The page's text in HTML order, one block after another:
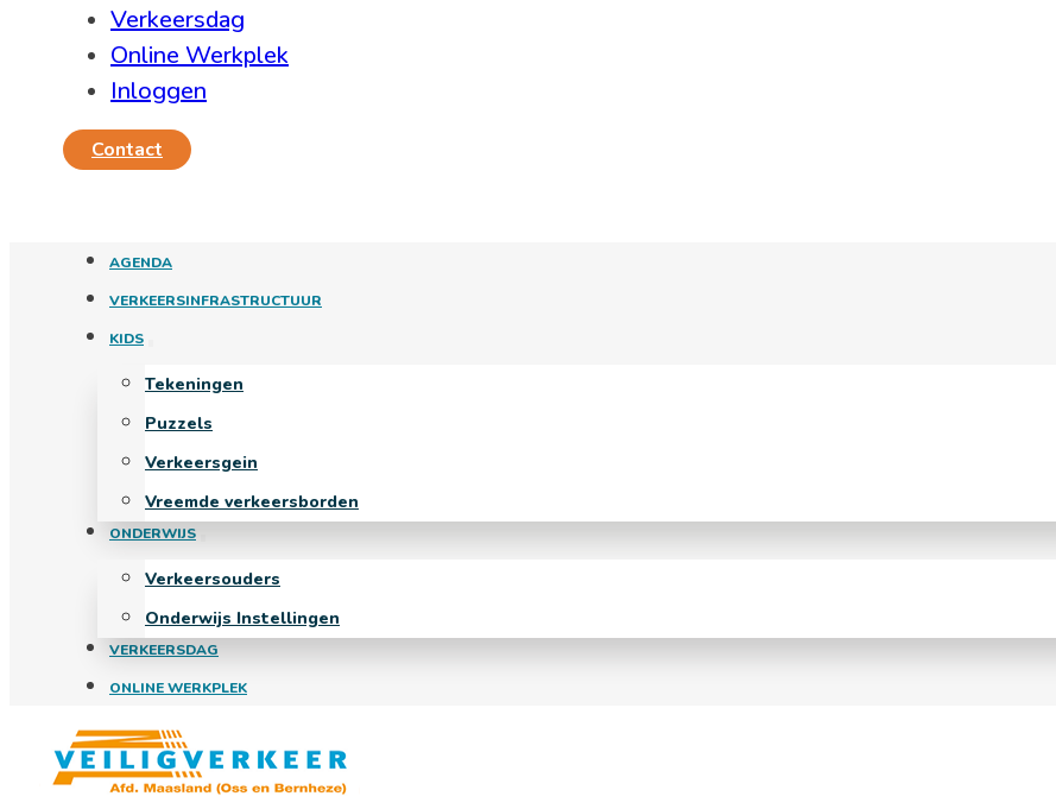
Verkeersdag
Online Werkplek
Inloggen
Contact
AGENDA
VERKEERSINFRASTRUCTUUR
KIDS
Tekeningen
Puzzels
Verkeersgein
Vreemde verkeersborden
ONDERWIJS
Verkeersouders
Onderwijs Instellingen
VERKEERSDAG
ONLINE WERKPLEK